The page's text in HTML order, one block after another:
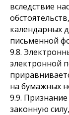
вследствие
календарных
письменной
9.8.
электронной
на бумажных
9.9.
законную